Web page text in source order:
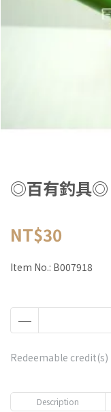
◎百有釣具◎
NT$30
Item No.: B007918
Redeemable
Description